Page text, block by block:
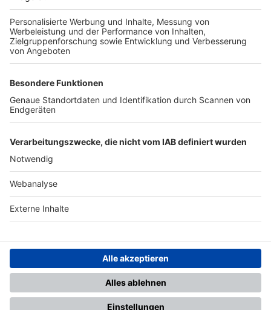
TOP-PARTNER
Nutzungsbedingungen Datenschutz Impressum